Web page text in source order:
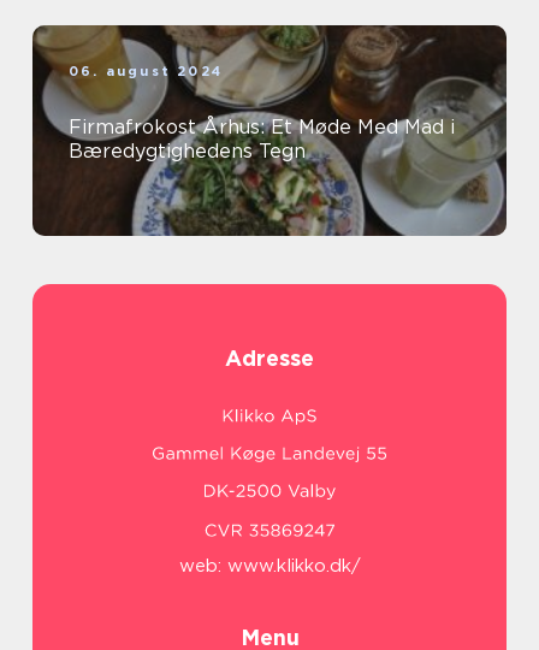
06. august 2024
Firmafrokost Århus: Et Møde Med Mad i
Bæredygtighedens Tegn
Adresse
web: www.klikko.dk/
Menu